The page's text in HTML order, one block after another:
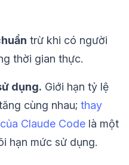
trừ khi có người
thời gian thực.
dụng. Giới hạn tỷ lệ
cùng nhau; thay
Claude Code là một
hạn mức sử dụng.